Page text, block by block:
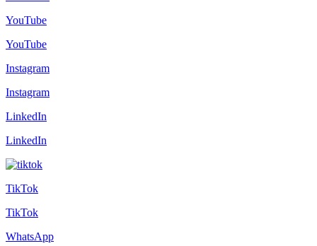
YouTube
YouTube
Instagram
Instagram
LinkedIn
LinkedIn
TikTok
TikTok
WhatsApp